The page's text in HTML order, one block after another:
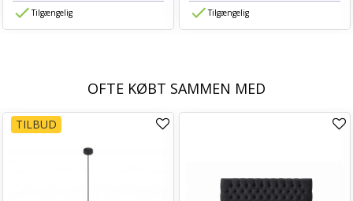
Tilgængelig Tilgængelig
OFTE KØBT SAMMEN MED
TILBUD